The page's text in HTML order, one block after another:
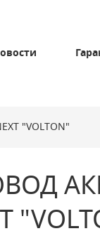
"VOLTON"